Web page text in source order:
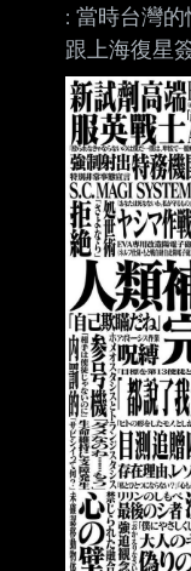
: 當時台灣
跟上海復星
不想要跟上
是BNT原廠
直接繞過代
濟才會主動
客跟詐騙問
星買疫苗？
---- 陳時中
但國產疫苗
鎖國的成功